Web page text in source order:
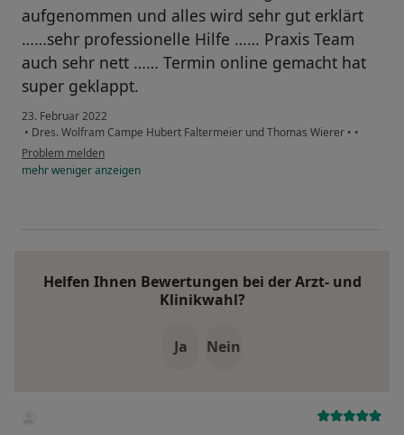
aufgenommen und alles wird sehr gut erklärt
……sehr professionelle Hilfe …… Praxis Team
auch sehr nett …… Termin online gemacht hat
super geklappt.
23. Februar 2022
• Dres. Wolfram Campe Hubert Faltermeier und Thomas Wierer • •
Problem melden
mehrwenigeranzeigen
Helfen Ihnen Bewertungen bei der Arzt- und
Klinikwahl?
Ja Nein